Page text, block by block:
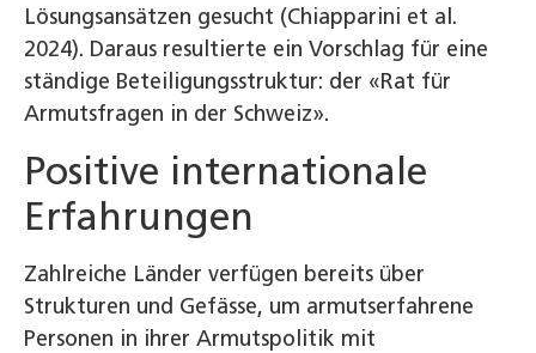
Lösungsansätzen gesucht (Chiapparini et al.
2024). Daraus resultierte ein Vorschlag für eine
ständige Beteiligungsstruktur: der «Rat für
Armutsfragen in der Schweiz».
Positive internationale
Erfahrungen
Zahlreiche Länder verfügen bereits über
Strukturen und Gefässe, um armutserfahrene
Personen in ihrer Armutspolitik mit